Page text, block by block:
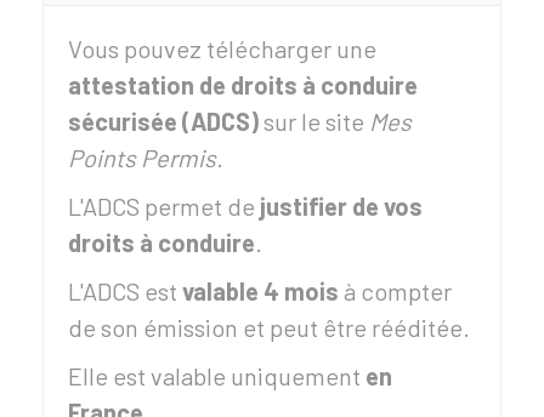
Vous pouvez télécharger une
attestation de droits à conduire
sécurisée (ADCS)sur le site Mes
Points Permis.
L'ADCS permet de justifier de vos
droits à conduire.
L'ADCS est valable 4 mois à compter
de son émission et peut être rééditée.
Elle est valable uniquement en